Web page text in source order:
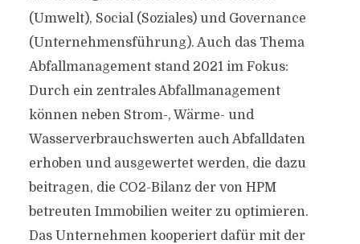
(Umwelt), Social (Soziales) und Governance
(Unternehmensführung). Auch das Thema
Abfallmanagement stand 2021 im Fokus:
Durch ein zentrales Abfallmanagement
können neben Strom-, Wärme- und
Wasserverbrauchswerten auch Abfalldaten
erhoben und ausgewertet werden, die dazu
beitragen, die CO2-Bilanz der von HPM
betreuten Immobilien weiter zu optimieren.
Das Unternehmen kooperiert dafür mit der